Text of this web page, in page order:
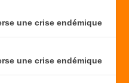
une crise endémique
une crise endémique